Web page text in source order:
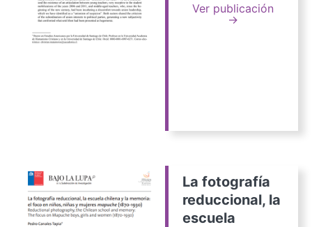
Ver publicación
→
La fotografía
reduccional, la
escuela